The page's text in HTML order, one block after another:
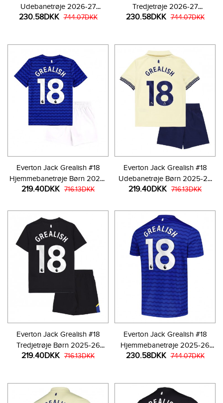
Udebanetrøje 2026-27
Kortærmet
230.58DKK 744.07DKK
Tredjetrøje 2026-27
Kortærmet
230.58DKK 744.07DKK
Everton Jack Grealish #18
Hjemmebanetrøje Børn 2025-
26 Kortærmet (+ Korte bukser)
219.40DKK 716.13DKK
Everton Jack Grealish #18
Udebanetrøje Børn 2025-26
Kortærmet (+ Korte bukser)
219.40DKK 716.13DKK
Everton Jack Grealish #18
Tredjetrøje Børn 2025-26
Kortærmet (+ Korte bukser)
219.40DKK 716.13DKK
Everton Jack Grealish #18
Hjemmebanetrøje 2025-26
Kortærmet
230.58DKK 744.07DKK